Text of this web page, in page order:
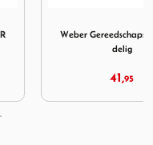
Weber Gereedschapset RVS 2-